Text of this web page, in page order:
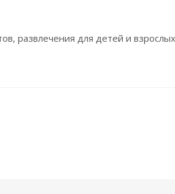
развлечения для детей и